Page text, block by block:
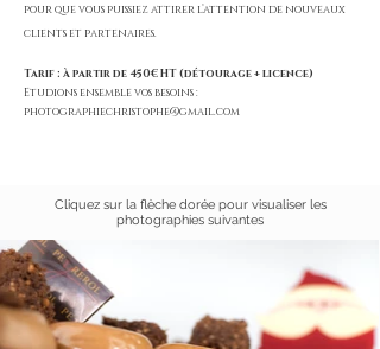
pour que vous puissiez attirer l’attention de nouveaux
clients et partenaires.
Tarif : à partir de 450€ HT (détourage + licence)
Etudions ensemble vos besoins :
photographiechristophe@gmail.com
Cliquez sur la flèche dorée pour visualiser les
photographies suivantes